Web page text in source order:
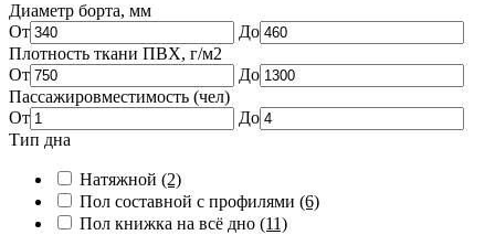
Диаметр борта, мм
От
До
Плотность ткани ПВХ, г/м2
От
До
Пассажировместимость (чел)
От
До
Тип дна
Натяжной (2)
Пол составной с профилями (6)
Пол книжка на всё дно (11)